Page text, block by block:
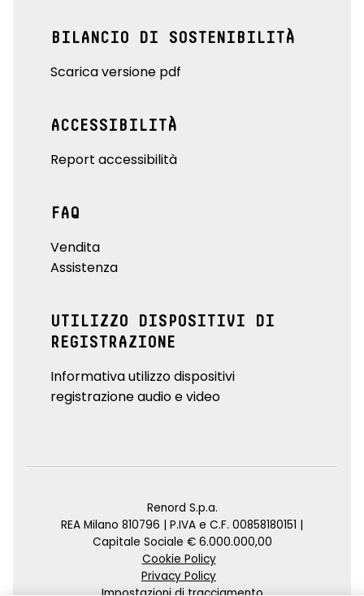
BILANCIO DI SOSTENIBILITÀ
Scarica versione pdf
ACCESSIBILITÀ
Report accessibilità
FAQ
Vendita
Assistenza
UTILIZZO DISPOSITIVI DI
REGISTRAZIONE
Informativa utilizzo dispositivi
registrazione audio e video
Renord S.p.a.
REA Milano 810796 | P.IVA e C.F. 00858180151 |
Capitale Sociale € 6.000.000,00
Cookie Policy
Privacy Policy
Impostazioni di tracciamento